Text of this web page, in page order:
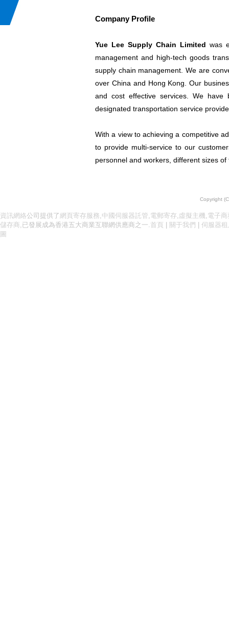
Company Profile
Yue Lee Supply Chain Limited was
management and high-tech goods
supply chain management. We are
over China and Hong Kong. Our
and cost effective services. We
designated transportation service
With a view to achieving a competitive
to provide multi-service to our
personnel and workers, different sizes
Copyright
資訊網絡公司提供了網頁寄存服務,中國伺服器託管,電郵寄存,虛擬主機,電子商
儲存商,已發展成為香港五大商業互聯網供應商之一. 首頁 關于我們
伺服器
圖